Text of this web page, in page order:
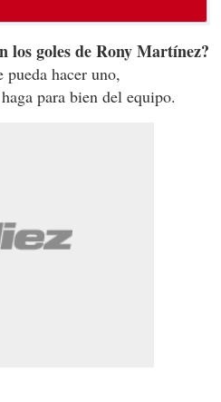
los goles de Rony Martínez?
hacer uno,
para bien del equipo.